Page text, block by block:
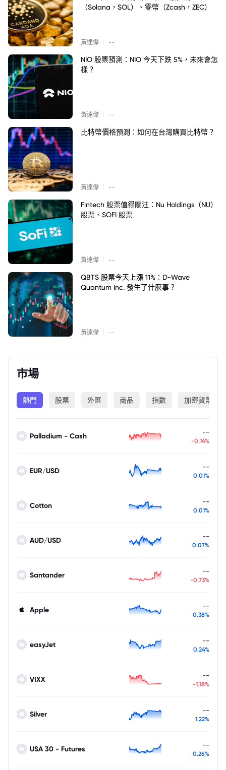
（Solana，SOL）、零幣（Zcash，ZEC）
黃達傑 --
NIO 股票預測：NIO 今天下跌 5%，未來會怎
樣？
黃達傑 --
比特幣價格預測：如何在台灣購買比特幣？
黃達傑 --
Fintech 股票值得關注：Nu Holdings（NU）
股票、SOFI 股票
黃達傑 --
QBTS 股票今天上漲 11%：D-Wave
Quantum Inc. 發生了什麼事？
黃達傑 --
市場
熱門 股票 外匯 商品 指數 加密貨幣
Palladium - Cash --
-0.14%
EUR/USD --
0.01%
Cotton --
0.01%
AUD/USD --
0.07%
Santander --
-0.73%
Apple --
0.38%
easyJet --
0.24%
VIXX --
-1.18%
Silver --
1.22%
USA 30 - Futures --
0.26%